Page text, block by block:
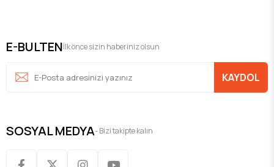
E-BULTENİlk önce sizin haberiniz olsun
KAYDOL
SOSYAL MEDYA- Bizi takipte kalın